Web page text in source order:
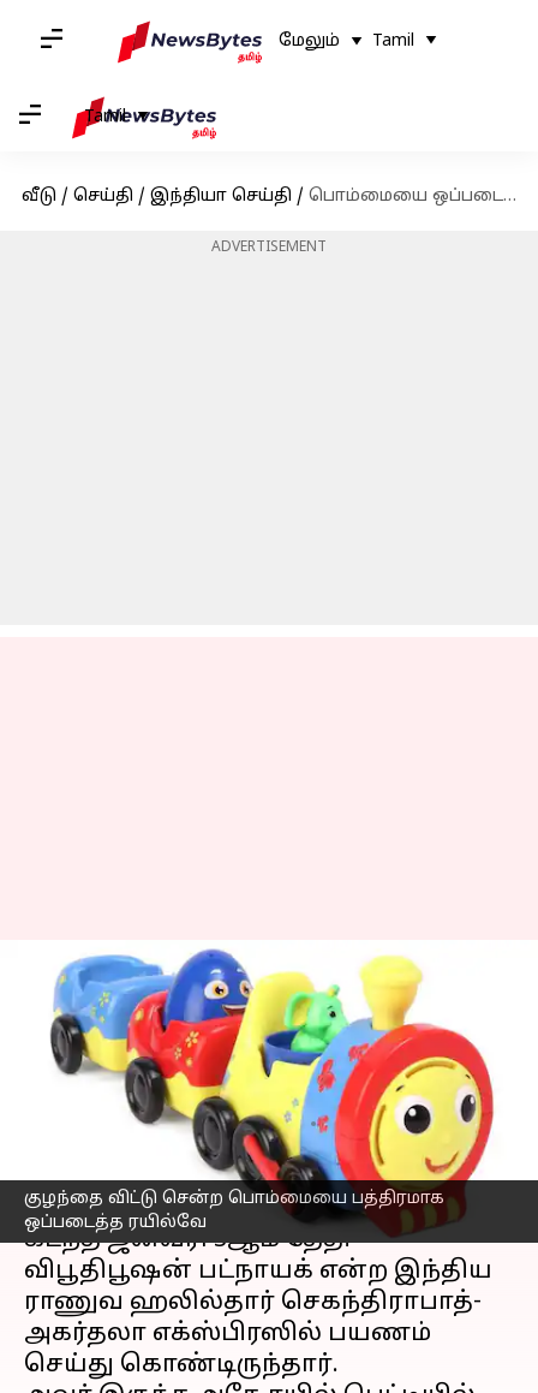
மேலும் Tamil
Tamil
வீடு / செய்தி / இந்தியா செய்தி / பொம்மையை ஒப்படைக்க ஒரு குழந்தையை வலைவீசி தேடிய ரயில்வே அதிகாரிகள்!
ADVERTISEMENT
குழந்தை விட்டு சென்ற பொம்மையை பத்திரமாக
ஒப்படைத்த ரயில்வே
பொம்மையை ஒப்படைக்க
ஒரு குழந்தையை
வலைவீசி தேடிய ரயில்வே
அதிகாரிகள்!
Sindhuja SM Jan 07, 2023 05:58 pm
செய்தி முன்னோட்டம்
கடந்த ஜனவரி 3ஆம் தேதி
விபூதிபூஷன் பட்நாயக் என்ற இந்திய
ராணுவ ஹலில்தார் செகந்திராபாத்-
அகர்தலா எக்ஸ்பிரஸில் பயணம்
செய்து கொண்டிருந்தார்.